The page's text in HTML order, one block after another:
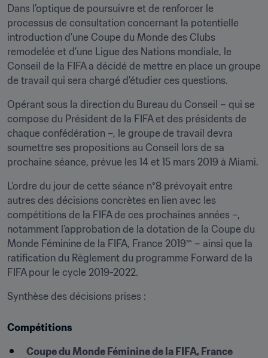
Dans l’optique de poursuivre et de renforcer le
processus de consultation concernant la potentielle
introduction d’une Coupe du Monde des Clubs
remodelée et d’une Ligue des Nations mondiale, le
Conseil de la FIFA a décidé de mettre en place un groupe
de travail qui sera chargé d’étudier ces questions.
Opérant sous la direction du Bureau du Conseil – qui se
compose du Président de la FIFA et des présidents de
chaque confédération –, le groupe de travail devra
soumettre ses propositions au Conseil lors de sa
prochaine séance, prévue les 14 et 15 mars 2019 à Miami.
L’ordre du jour de cette séance n°8 prévoyait entre
autres des décisions concrètes en lien avec les
compétitions de la FIFA de ces prochaines années –,
notamment l’approbation de la dotation de la Coupe du
Monde Féminine de la FIFA, France 2019™ – ainsi que la
ratification du Règlement du programme Forward de la
FIFA pour le cycle 2019-2022.
Synthèse des décisions prises :
Compétitions
Coupe du Monde Féminine de la FIFA, France